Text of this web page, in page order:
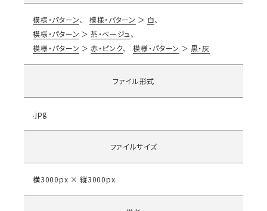
模様・パターン 模様・パターン
白
模様・パターン
茶・ベージュ
模様・パターン
赤・ピンク 模様・パターン 黒・灰
ファイル形式
.jpg
ファイルサイズ
横3000px × 縦3000px